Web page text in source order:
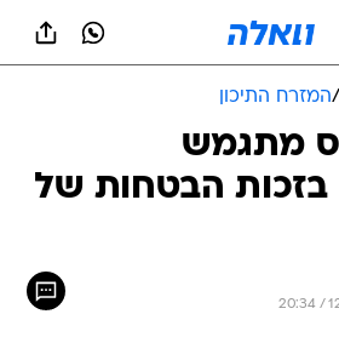
/המזרח התיכון
מתגמש
בזכות הבטחות של